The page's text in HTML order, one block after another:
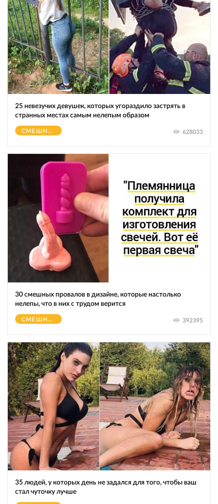
25 невезучих девушек, которых угораздило застрять в
странных местах самым нелепым образом
СМЕШНОЕ 628033
30 смешных провалов в дизайне, которые настолько
нелепы, что в них с трудом верится
СМЕШНОЕ 392395
35 людей, у которых день не задался для того, чтобы ваш
стал чуточку лучше